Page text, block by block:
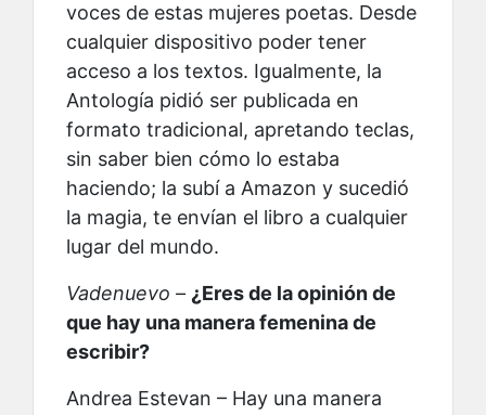
voces de estas mujeres poetas. Desde
cualquier dispositivo poder tener
acceso a los textos. Igualmente, la
Antología pidió ser publicada en
formato tradicional, apretando teclas,
sin saber bien cómo lo estaba
haciendo; la subí a Amazon y sucedió
la magia, te envían el libro a cualquier
lugar del mundo.
Vadenuevo – ¿Eres de la opinión de
que hay una manera femenina de
escribir?
Andrea Estevan – Hay una manera